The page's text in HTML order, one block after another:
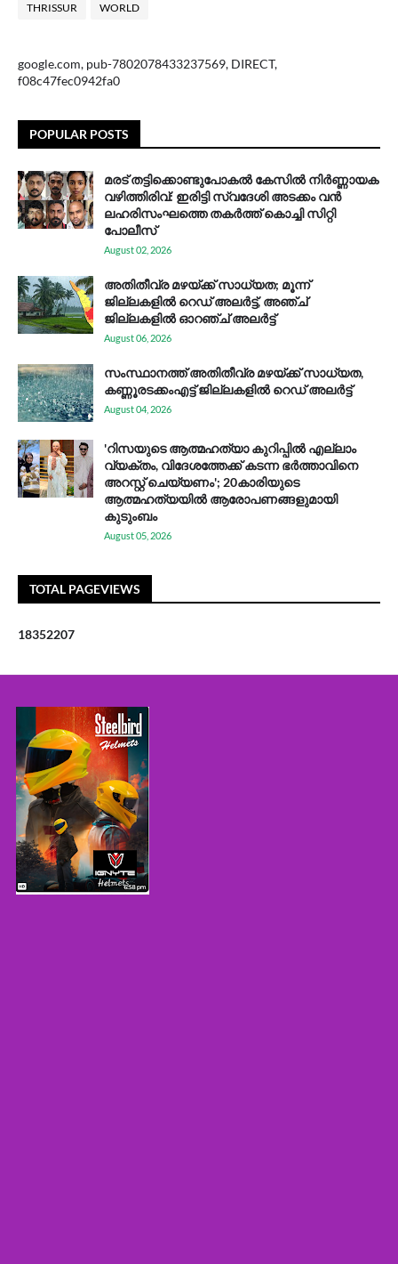
THRISSUR WORLD
google.com, pub-7802078433237569, DIRECT,
f08c47fec0942fa0
POPULAR POSTS
മരട് തട്ടിക്കൊണ്ടുപോകൽ കേസിൽ നിർണ്ണായക
വഴിത്തിരിവ്: ഇരിട്ടി സ്വദേശി അടക്കം വൻ
ലഹരിസംഘത്തെ തകർത്ത് കൊച്ചി സിറ്റി
പോലീസ്
August 02, 2026
അതിതീവ്ര മഴയ്ക്ക് സാധ്യത; മൂന്ന്
ജില്ലകളിൽ റെഡ് അലർട്ട്, അഞ്ച്
ജില്ലകളിൽ ഓറഞ്ച് അലർട്ട്
August 06, 2026
സം​സ്ഥാ​ന​ത്ത് അ​തി​തീ​വ്ര മ​ഴ​യ്ക്ക് സാ​ധ്യ​ത,
കണ്ണൂരടക്കംഎ​ട്ട് ജി​ല്ല​ക​ളി​ൽ റെ​ഡ് അ​ലർ​ട്ട്
August 04, 2026
'റിസയുടെ ആത്മഹത്യാ കുറിപ്പിൽ എല്ലാം
വ്യക്തം, വിദേശത്തേക്ക് കടന്ന ഭർത്താവിനെ
അറസ്റ്റ് ചെയ്യണം'; 20കാരിയുടെ
ആത്മഹത്യയിൽ ആരോപണങ്ങളുമായി
കുടുംബം
August 05, 2026
TOTAL PAGEVIEWS
18352207